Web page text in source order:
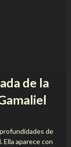
de la
de
Ella aparece con